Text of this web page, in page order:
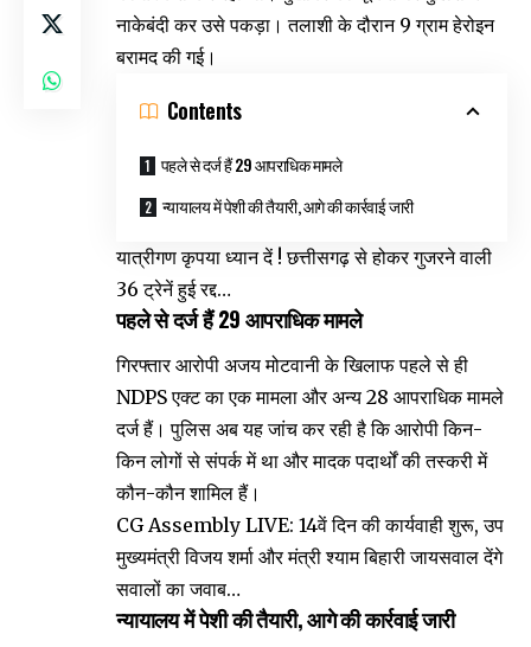
नाकेबंदी कर उसे पकड़ा। तलाशी के दौरान 9 ग्राम हेरोइन
बरामद की गई।
Contents
पहले से दर्ज हैं 29 आपराधिक मामले
न्यायालय में पेशी की तैयारी, आगे की कार्रवाई जारी
यात्रीगण कृपया ध्यान दें ! छत्तीसगढ़ से होकर गुजरने वाली
36 ट्रेनें हुई रद्द…
पहले से दर्ज हैं 29 आपराधिक मामले
गिरफ्तार आरोपी अजय मोटवानी के खिलाफ पहले से ही
NDPS एक्ट का एक मामला और अन्य 28 आपराधिक मामले
दर्ज हैं। पुलिस अब यह जांच कर रही है कि आरोपी किन-
किन लोगों से संपर्क में था और मादक पदार्थों की तस्करी में
कौन-कौन शामिल हैं।
CG Assembly LIVE: 14वें दिन की कार्यवाही शुरू, उप
मुख्यमंत्री विजय शर्मा और मंत्री श्याम बिहारी जायसवाल देंगे
सवालों का जवाब…
न्यायालय में पेशी की तैयारी, आगे की कार्रवाई जारी